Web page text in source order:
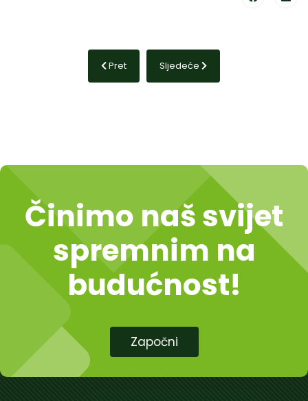
Prethodni članak: Veliki grad - Grad Osijek
Pret Sljedeći članak: Voda -
Sljedeće
Činimo naš svijet
spremnim na
budućnost!
Započni